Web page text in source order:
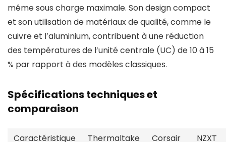
même sous charge maximale. Son design compact
et son utilisation de matériaux de qualité, comme le
cuivre et l’aluminium, contribuent à une réduction
des températures de l’unité centrale (UC) de 10 à 15
% par rapport à des modèles classiques.
Spécifications techniques et
comparaison
Caractéristique
Thermaltake
Corsair
NZXT